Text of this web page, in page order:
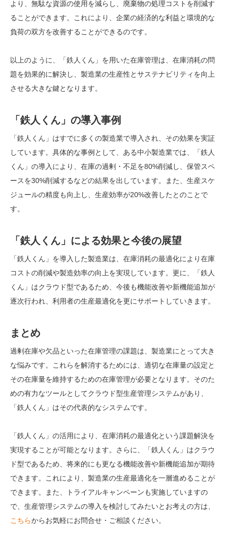
より、無駄な資源の使用を減らし、廃棄物の処理コストを削減す
ることができます。これにより、企業の経済的な利益と環境的な
負荷の双方を改善することができるのです。
以上のように、「鉄人くん」を用いた在庫管理は、在庫消耗の問
題を効果的に解決し、製造業の生産性とサステナビリティを向上
させる大きな鍵となります。
「鉄人くん」の導入事例
「鉄人くん」はすでに多くの製造業で導入され、その効果を実証
しています。具体的な事例として、ある中小製造業では、「鉄人
くん」の導入により、在庫の過剰・不足を80%削減し、保管スペ
ースを30%削減するなどの結果を出しています。また、生産スケ
ジュールの精度も向上し、生産効率が20%改善したとのことで
す。
「鉄人くん」による効果と今後の展望
「鉄人くん」を導入した製造業は、在庫消耗の最適化により在庫
コストの削減や製造効率の向上を実現しています。更に、「鉄人
くん」はクラウド型であるため、今後も機能改善や新機能追加が
逐次行われ、利用者の生産最適化を更にサポートしていきます。
まとめ
過剰在庫や欠品といった在庫管理の課題は、製造業にとって大き
な悩みです。これらを解消するためには、適切な在庫量の設定と
その在庫量を維持するための在庫管理が必要となります。そのた
めの有力なツールとしてクラウド型生産管理システムがあり、
「鉄人くん」はその代表的なシステムです。
「鉄人くん」の活用により、在庫消耗の最適化という課題解決を
実現することが可能となります。さらに、「鉄人くん」はクラウ
ド型であるため、将来的にも更なる機能改善や新機能追加が期待
できます。これにより、製造業の生産最適化を一層進めることが
できます。また、トライアルキャンペーンも実施していますの
で、生産管理システムの導入を検討してみたいとお考えの方は、
こちらからお気軽にお問合せ・ご相談ください。